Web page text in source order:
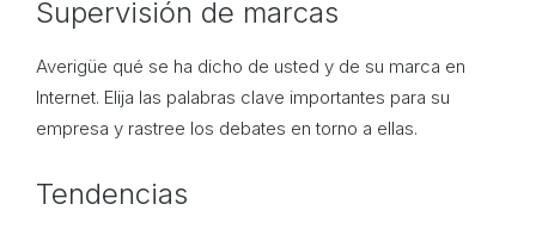
Supervisión de marcas
Averigüe qué se ha dicho de usted y de su marca en
Internet. Elija las palabras clave importantes para su
empresa y rastree los debates en torno a ellas.
Tendencias